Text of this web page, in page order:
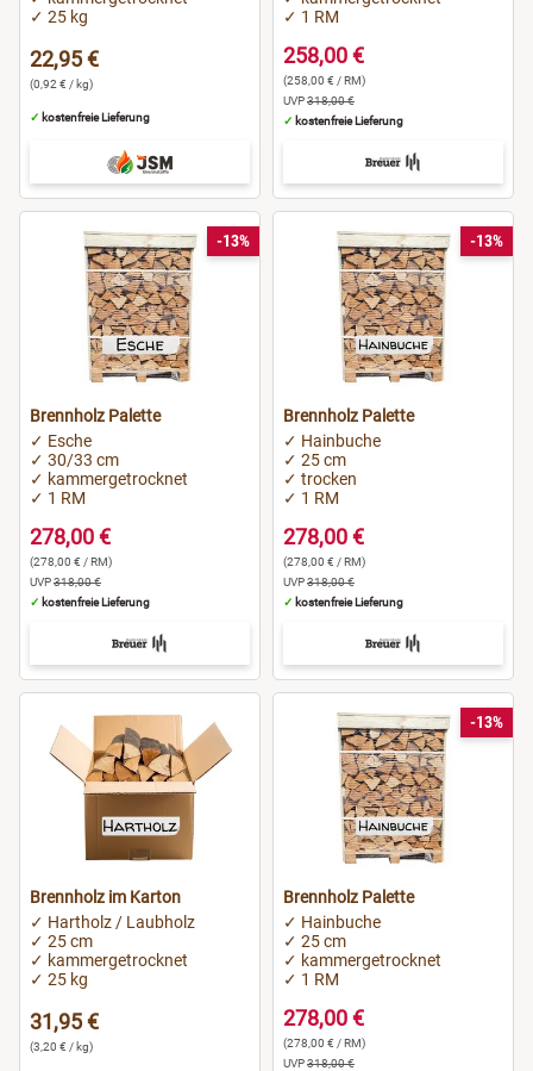
✓ 25 kg
22,95 €
(0,92 € / kg)
✓ kostenfreie Lieferung
✓ 1 RM
258,00 €
(258,00 € / RM)
UVP318,00 €
✓ kostenfreie Lieferung
-13%
Brennholz Palette
✓ Esche
✓ 30/33 cm
✓ kammergetrocknet
✓ 1 RM
278,00 €
(278,00 € / RM)
UVP318,00 €
✓ kostenfreie Lieferung
-13%
Brennholz Palette
✓ Hainbuche
✓ 25 cm
✓ trocken
✓ 1 RM
278,00 €
(278,00 € / RM)
UVP318,00 €
✓ kostenfreie Lieferung
Brennholz im Karton
✓ Hartholz / Laubholz
✓ 25 cm
✓ kammergetrocknet
✓ 25 kg
31,95 €
(3,20 € / kg)
-13%
Brennholz Palette
✓ Hainbuche
✓ 25 cm
✓ kammergetrocknet
✓ 1 RM
278,00 €
(278,00 € / RM)
UVP318,00 €